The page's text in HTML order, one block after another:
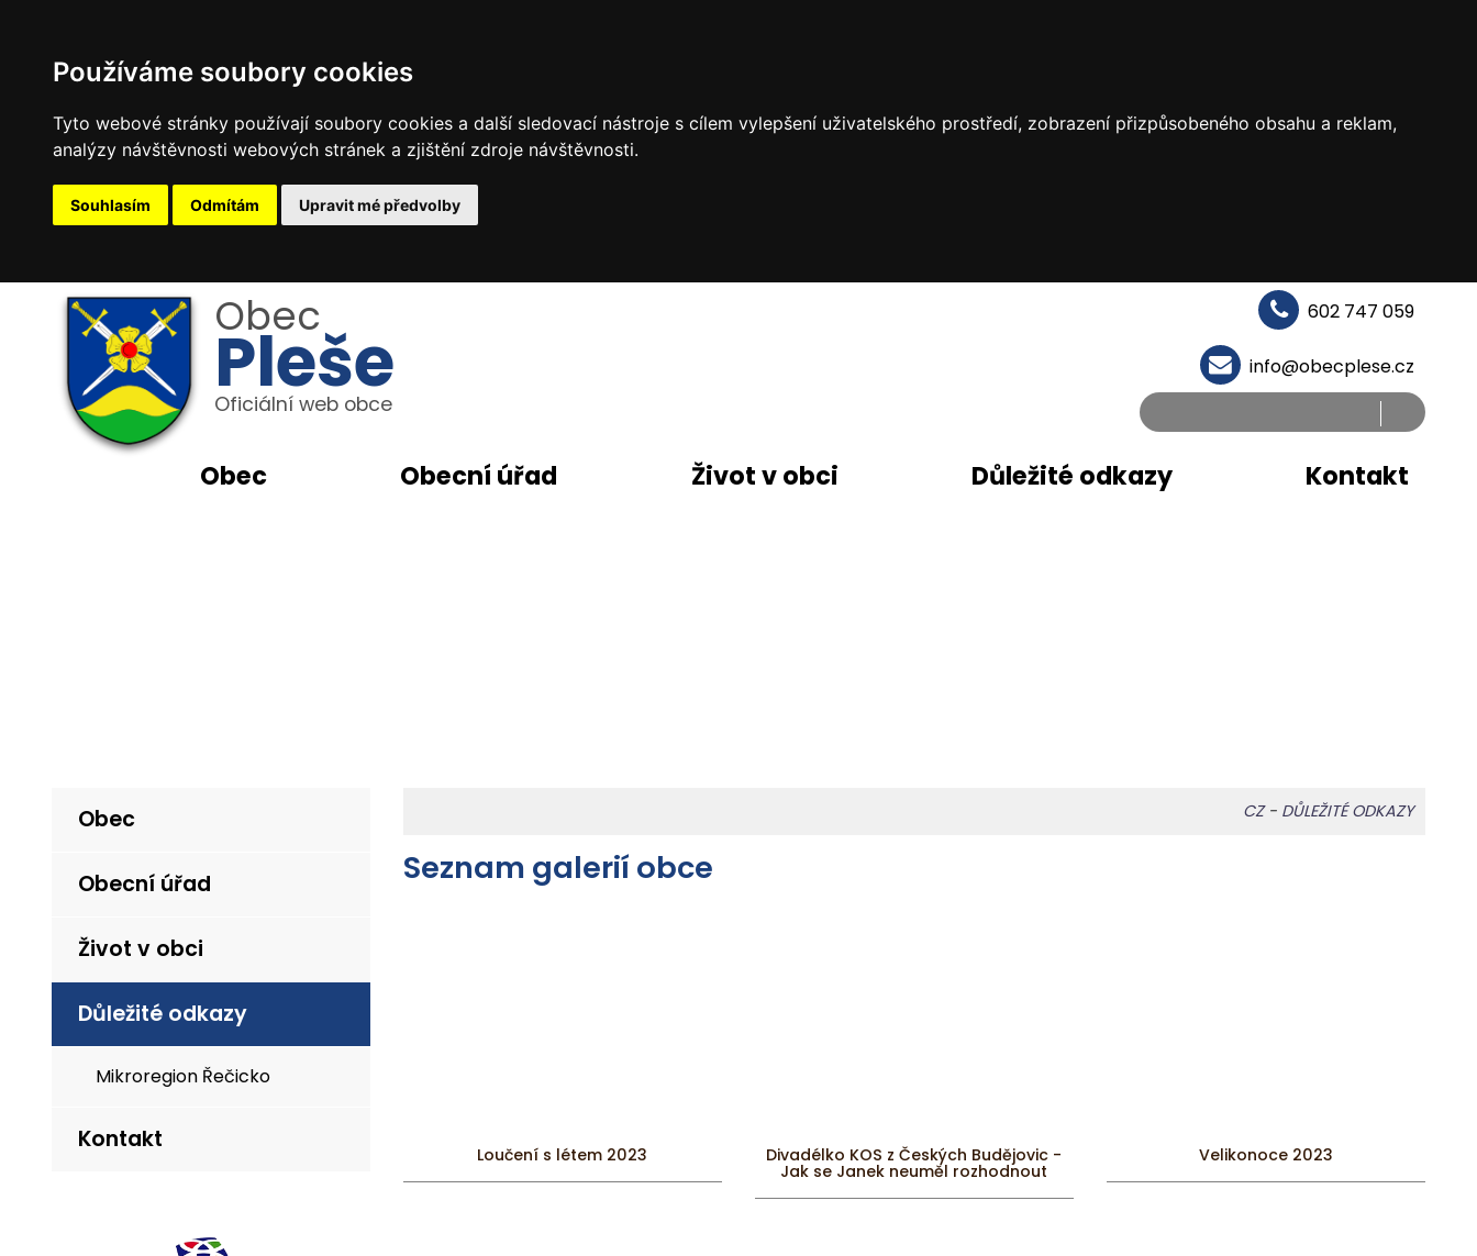
Používáme soubory cookies
Tyto webové stránky používají soubory cookies a další sledovací nástroje s cílem vylepšení uživatelského prostředí, zobrazení přizpůsobeného obsahu a reklam,
analýzy návštěvnosti webových stránek a zjištění zdroje návštěvnosti.
Souhlasím Odmítám Upravit mé předvolby
Obec
Pleše
Oficiální web obce
602 747 059
info@obecplese.cz
Obec Obecní úřad Život v obci Důležité odkazy Kontakt
Obec
Obecní úřad
Život v obci
Důležité odkazy
Mikroregion Řečicko
Kontakt
CZ- DŮLEŽITÉ ODKAZY
Seznam galerií obce
Loučení s létem 2023 Divadélko KOS z Českých Budějovic -
Jak se Janek neuměl rozhodnout
Velikonoce 2023